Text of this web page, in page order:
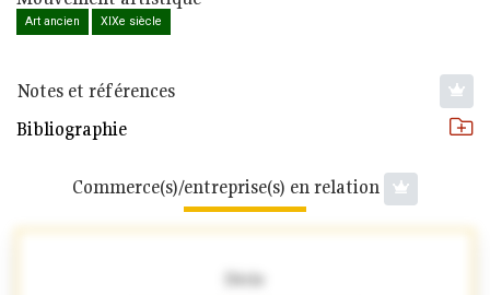
Art ancien XIXe siècle
Notes et références
Bibliographie
Commerce(s)/entreprise(s) en relation
Dècle